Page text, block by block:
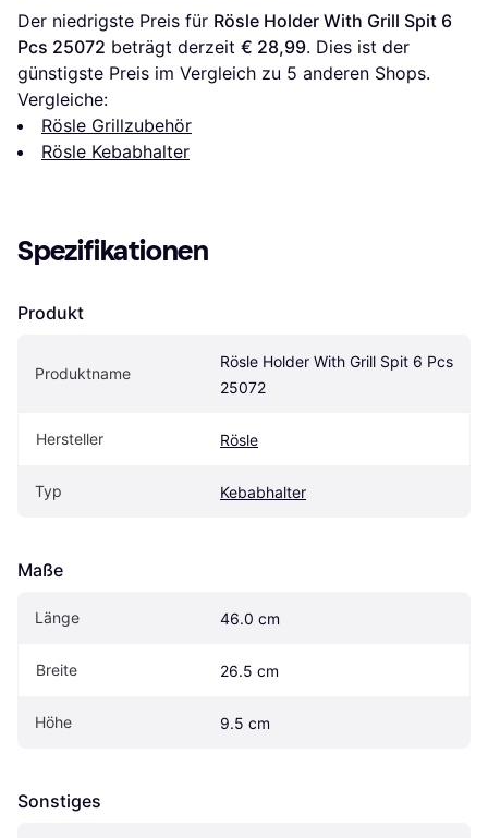
Der niedrigste Preis für Rösle Holder With Grill Spit 6
Pcs 25072 beträgt derzeit € 28,99. Dies ist der
günstigste Preis im Vergleich zu 5 anderen Shops.
Vergleiche:
Rösle Grillzubehör
Rösle Kebabhalter
Spezifikationen
Produkt
Produktname
Rösle Holder With Grill Spit 6 Pcs
25072
Hersteller Rösle
Typ Kebabhalter
Maße
Länge 46.0 cm
Breite 26.5 cm
Höhe 9.5 cm
Sonstiges